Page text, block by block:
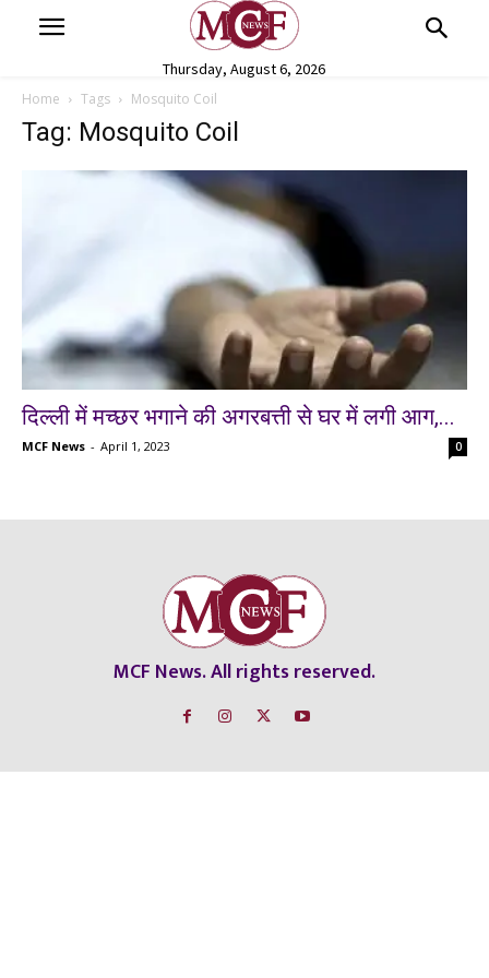
Thursday, August 6, 2026
Home Tags Mosquito Coil
Tag: Mosquito Coil
दिल्ली में मच्छर भगाने की अगरबत्ती से घर में लगी आग,...
MCF News - April 1, 2023 0
MCF News. All rights reserved.